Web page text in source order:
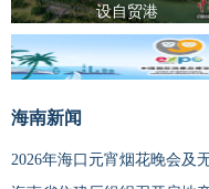
设自贸港
海南新闻
2026年海口元宵烟花晚会及